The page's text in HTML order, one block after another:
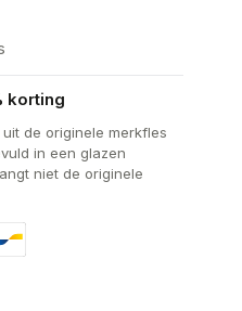
korting
de originele merkfles
in een glazen
niet de originele